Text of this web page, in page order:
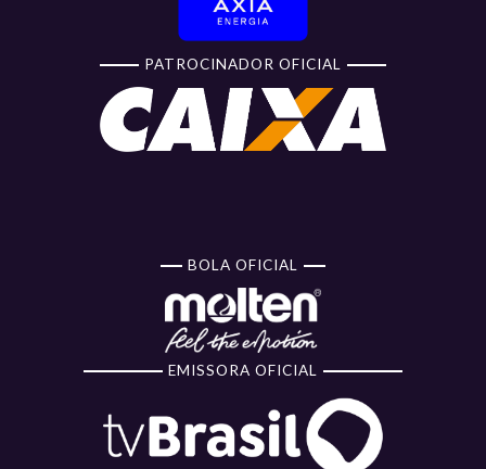
PATROCINADOR OFICIAL
BOLA OFICIAL
EMISSORA OFICIAL